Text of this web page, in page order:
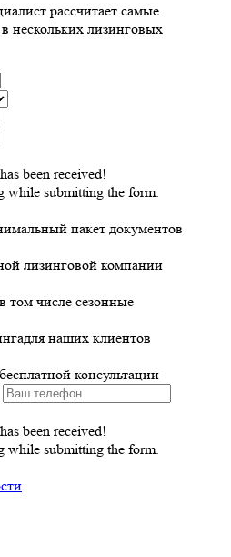
рассчитает самые
нескольких лизинговых
been received!
while submitting the form.
пакет документов
лизинговой компании
том числе сезонные
наших клиентов
консультации
been received!
while submitting the form.